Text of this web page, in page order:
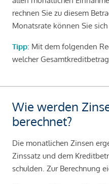
rechnen Sie zu diesem
Monatsrate können Sie
Tipp: Mit dem folgenden
welcher
Wie werden
berechnet?
Die monatlichen Zinsen
Zinssatz und dem
schulden. Zur Berechnung